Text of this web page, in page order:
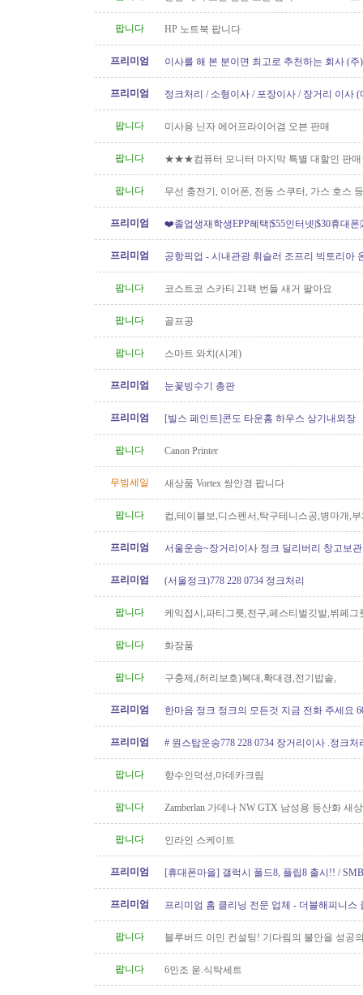
팝니다
HP 노트북 팝니다
프리미엄
이사를 해 본 분이면 최고로 추천하는 회사 (주
프리미엄
정크처리 / 소형이사 / 포장이사 / 장거리 이사 (
팝니다 미사용 닌자 에어프라이어겸 오븐 판매
팝니다 ★★★컴퓨터 모니터 마지막 특별 대할인
팝니다 무선 충전기, 이어폰, 전동 스쿠터, 가스 호스 등
프리미엄
❤️졸업생재학생EPP혜택|$55인터넷|$30휴대폰
프리미엄
공항픽업 - 시내관광 휘슬러 조프리 빅토리아
팝니다
코스트코 스카티 21팩 번들 새거 팔아요
팝니다 골프공
팝니다 스마트 와치(시계)
프리미엄 눈꽃빙수기 총판
프리미엄 [빌스 페인트]콘도 타운홈 하우스 상기내외장
팝니다 Canon Printer
무빙세일 새상품 Vortex 쌍안경 팝니다
팝니다
컵,테이블보,디스펜서,탁구테니스공,병마개,
프리미엄
서울운송~장거리이사 정크 딜리버리 창고보관
프리미엄
(서울정크)778 228 0734 정크처리
팝니다 케익접시,파티그릇,전구,페스티벌깃발,뷔페그
팝니다 화장품
팝니다 구충제,(허리보호)복대,확대경,전기밥솥,
프리미엄 한마음 정크 정크의 모든것 지금 전화 주세요
프리미엄 # 원스탑운송778 228 0734 장거리이사 .정크처
팝니다 향수인덕션,마데카크림
팝니다 Zamberlan 가데나 NW GTX 남성용 등산화 새
팝니다 인라인 스케이트
프리미엄
[휴대폰마을] 갤럭시 폴드8, 플립8 출시!! /
프리미엄
프리미엄 홈 클리닝 전문 업체 - 더블해피니스
팝니다 블루버드 이민 컨설팅! 기다림의 불안을 성공
팝니다 6인조 욷.식탁세트